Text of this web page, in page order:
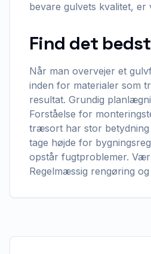
bevare gulvets kvalitet, er
Find det
Når man overvejer et
inden for materialer som
resultat. Grundig
Forståelse for
træsort har stor betydning
tage højde for
opstår fugtproblemer.
Regelmæssig rengøring